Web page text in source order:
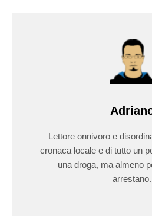
Lettore onnivoro e
cronaca locale e di tutto un
una droga, ma almeno
arrestano.